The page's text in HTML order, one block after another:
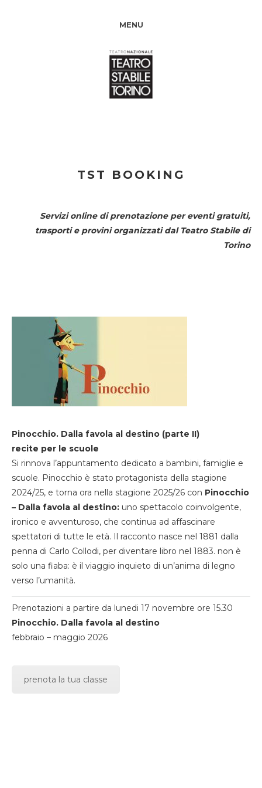
MENU
TST BOOKING
Servizi online di prenotazione per eventi gratuiti,
trasporti e provini organizzati dal Teatro Stabile di
Torino
Pinocchio. Dalla favola al destino (parte II)
recite per le scuole
Si rinnova l’appuntamento dedicato a bambini, famiglie e
scuole. Pinocchio è stato protagonista della stagione
2024/25, e torna ora nella stagione 2025/26 con Pinocchio
– Dalla favola al destino: uno spettacolo coinvolgente,
ironico e avventuroso, che continua ad affascinare
spettatori di tutte le età. Il racconto nasce nel 1881 dalla
penna di Carlo Collodi, per diventare libro nel 1883. non è
solo una fiaba: è il viaggio inquieto di un’anima di legno
verso l’umanità.
Prenotazioni a partire da lunedi 17 novembre ore 15.30
Pinocchio. Dalla favola al destino
febbraio – maggio 2026
prenota la tua classe